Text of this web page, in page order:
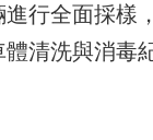
行全面採樣
清洗與消毒